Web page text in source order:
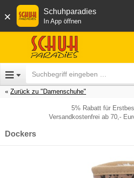
× Schuhparadies
In App öffnen
Zurück zu "Damenschuhe"
5% Rabatt für
Versandkostenfrei ab 70,-
Dockers